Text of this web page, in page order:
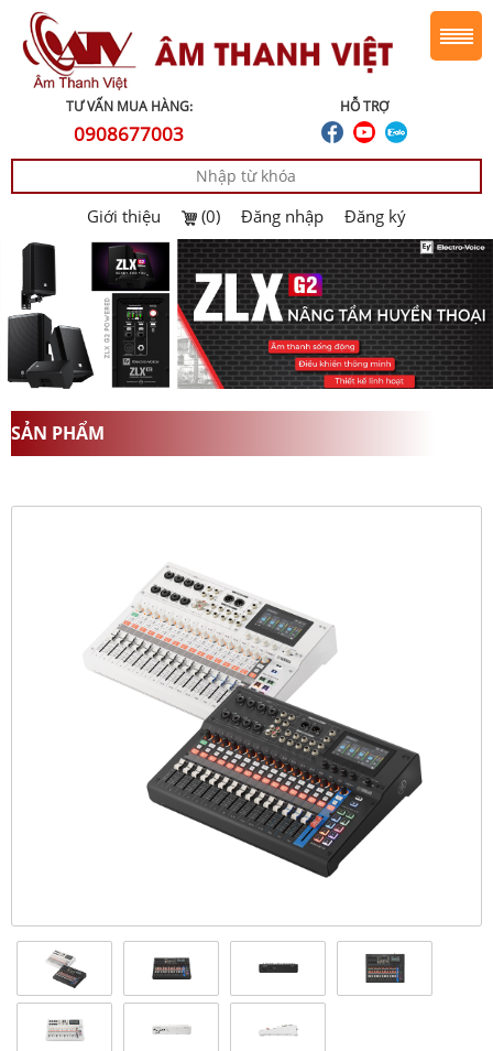
HỖ TRỢ
TƯ VẤN MUA HÀNG:
0908677003
Giới thiệu (0) Đăng nhập Đăng ký
SẢN PHẨM